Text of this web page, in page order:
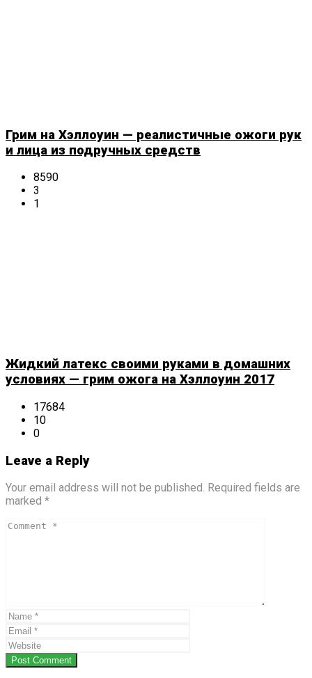
Грим на Хэллоуин — реалистичные ожоги рук
и лица из подручных средств
8590
3
1
Жидкий латекс своими руками в домашних
условиях — грим ожога на Хэллоуин 2017
17684
10
0
Leave a Reply
Your email address will not be published. Required fields are
marked *
Post Comment